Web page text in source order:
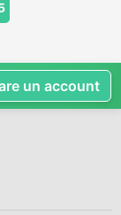
un account